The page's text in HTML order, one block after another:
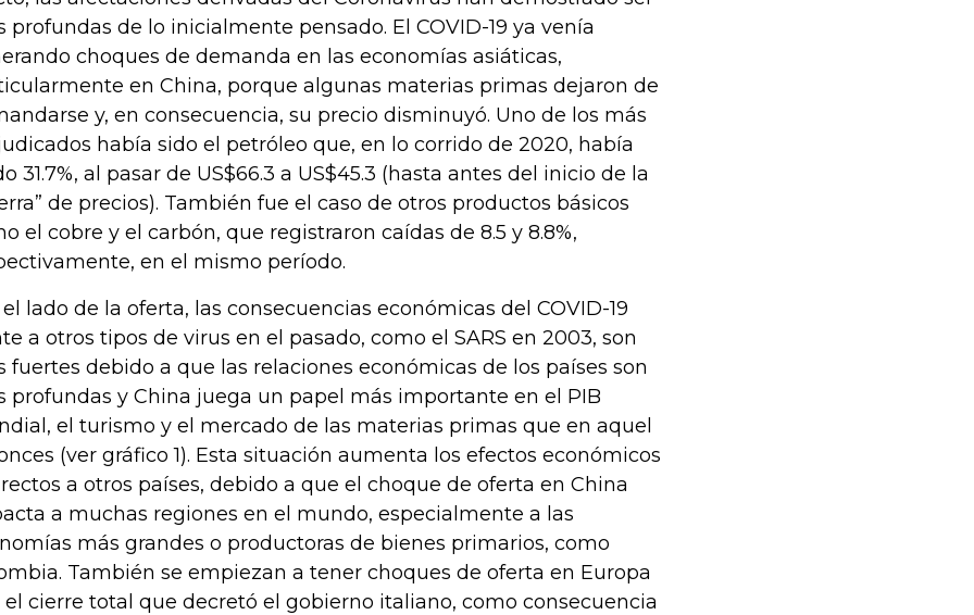
profundas de lo inicialmente pensado. El COVID-19 ya venía
choques de demanda en las economías asiáticas,
en China, porque algunas materias primas dejaron de
y, en consecuencia, su precio disminuyó. Uno de los más
había sido el petróleo que, en lo corrido de 2020, había
31.7%, al pasar de US$66.3 a US$45.3 (hasta antes del inicio de la
de precios). También fue el caso de otros productos básicos
el cobre y el carbón, que registraron caídas de 8.5 y 8.8%,
en el mismo período.
lado de la oferta, las consecuencias económicas del COVID-19
a otros tipos de virus en el pasado, como el SARS en 2003, son
fuertes debido a que las relaciones económicas de los países son
profundas y China juega un papel más importante en el PIB
el turismo y el mercado de las materias primas que en aquel
(ver gráfico 1). Esta situación aumenta los efectos económicos
a otros países, debido a que el choque de oferta en China
a muchas regiones en el mundo, especialmente a las
más grandes o productoras de bienes primarios, como
También se empiezan a tener choques de oferta en Europa
el cierre total que decretó el gobierno italiano, como consecuencia